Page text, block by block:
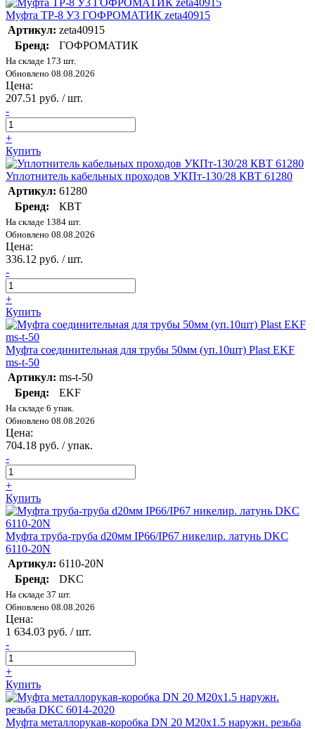
Муфта ТР-8 У3 ГОФРОМАТИК zeta40915
Артикул: zeta40915
Бренд:
ГОФРОМАТИК
На складе 173 шт.
Обновлено 08.08.2026
Цена:
207.51 руб. / шт.
-
+
Купить
Уплотнитель кабельных проходов УКПт-130/28 КВТ 61280
Артикул: 61280
Бренд:
КВТ
На складе 1384 шт.
Обновлено 08.08.2026
Цена:
336.12 руб. / шт.
-
+
Купить
Муфта соединительная для трубы 50мм (уп.10шт) Plast EKF
ms-t-50
Артикул: ms-t-50
Бренд:
EKF
На складе 6 упак.
Обновлено 08.08.2026
Цена:
704.18 руб. / упак.
-
+
Купить
Муфта труба-труба d20мм IP66/IP67 никелир. латунь DKC
6110-20N
Артикул: 6110-20N
Бренд:
DKC
На складе 37 шт.
Обновлено 08.08.2026
Цена:
1 634.03 руб. / шт.
-
+
Купить
Муфта металлорукав-коробка DN 20 М20х1.5 наружн. резьба